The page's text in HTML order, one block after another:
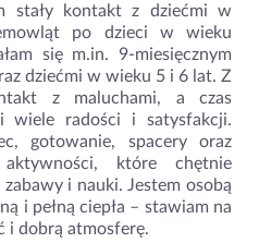
stały kontakt z dziećmi w
po dzieci w wieku
się m.in. 9-miesięcznym
dziećmi w wieku 5 i 6 lat. Z
z maluchami, a czas
wiele radości i satysfakcji.
gotowanie, spacery oraz
które chętnie
i nauki. Jestem osobą
i pełną ciepła – stawiam na
i dobrą atmosferę.